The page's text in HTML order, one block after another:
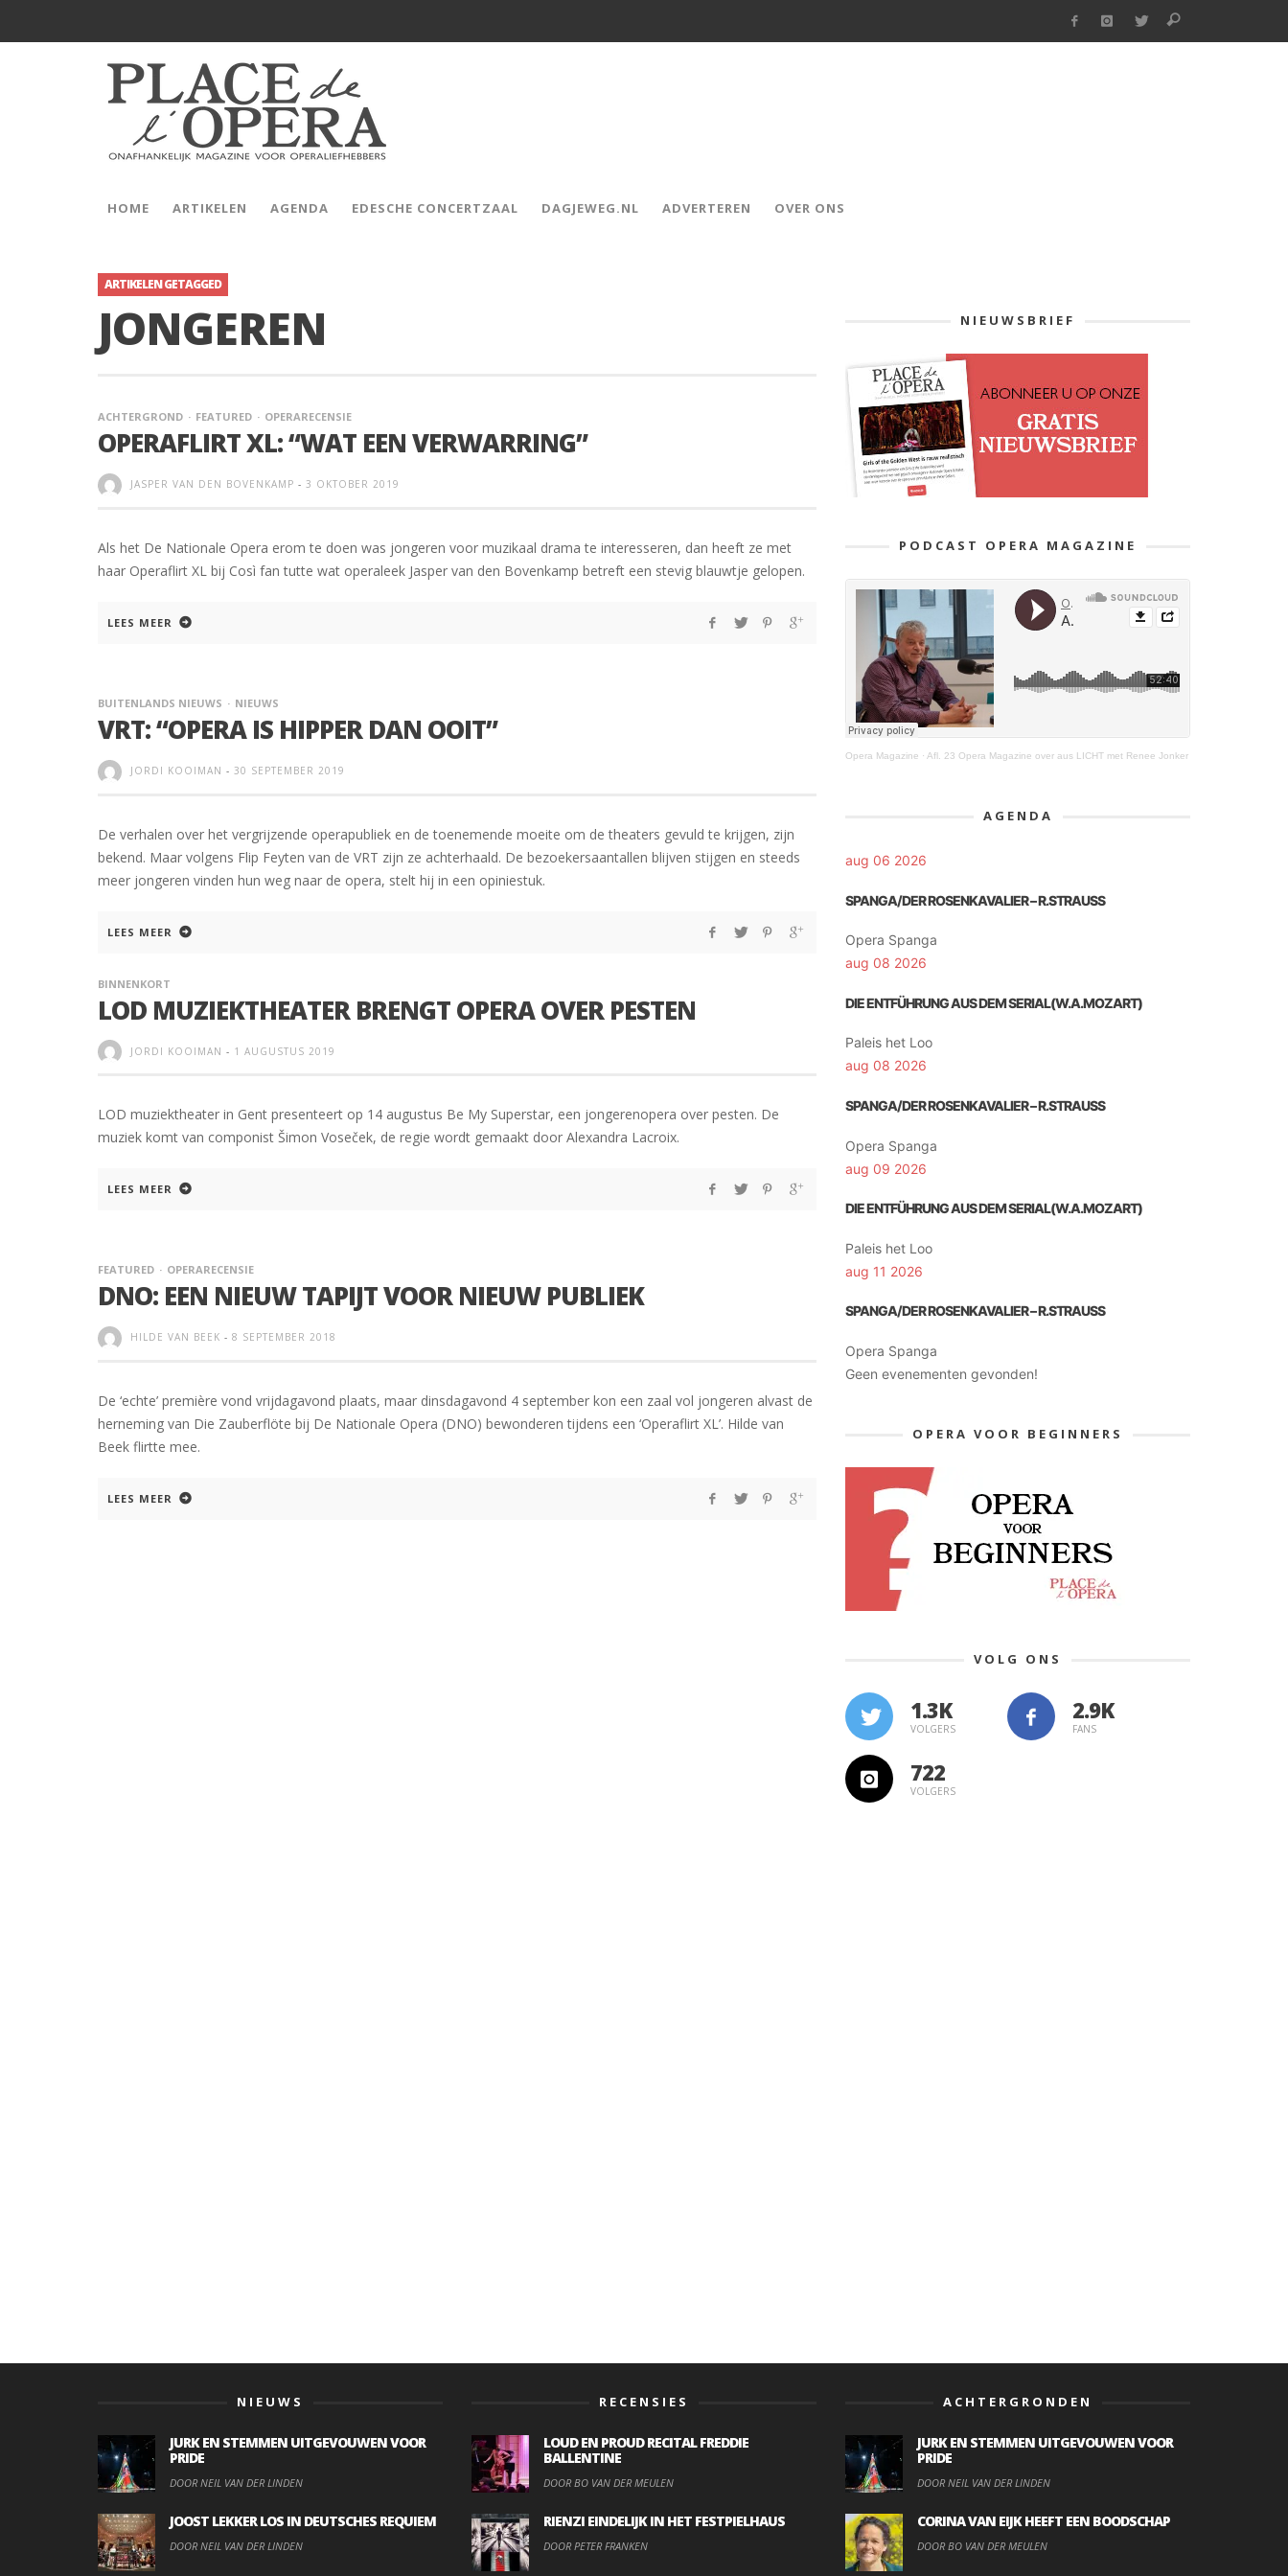
HOME ARTIKELEN AGENDA EDESCHE CONCERTZAAL DAGJEWEG.NL ADVERTEREN OVER ONS
ARTIKELEN GETAGGED
JONGEREN
ACHTERGROND FEATURED OPERARECENSIE
OPERAFLIRT XL: “WAT EEN VERWARRING”
JASPER VAN DEN BOVENKAMP - 3 OKTOBER 2019
Als het De Nationale Opera erom te doen was jongeren voor muzikaal drama te interesseren, dan heeft ze met
haar Operaflirt XL bij Così fan tutte wat operaleek Jasper van den Bovenkamp betreft een stevig blauwtje gelopen.
LEES MEER
BUITENLANDS NIEUWS NIEUWS
VRT: “OPERA IS HIPPER DAN OOIT”
JORDI KOOIMAN - 30 SEPTEMBER 2019
De verhalen over het vergrijzende operapubliek en de toenemende moeite om de theaters gevuld te krijgen, zijn
bekend. Maar volgens Flip Feyten van de VRT zijn ze achterhaald. De bezoekersaantallen blijven stijgen en steeds
meer jongeren vinden hun weg naar de opera, stelt hij in een opiniestuk.
LEES MEER
BINNENKORT
LOD MUZIEKTHEATER BRENGT OPERA OVER PESTEN
JORDI KOOIMAN - 1 AUGUSTUS 2019
LOD muziektheater in Gent presenteert op 14 augustus Be My Superstar, een jongerenopera over pesten. De
muziek komt van componist Šimon Voseček, de regie wordt gemaakt door Alexandra Lacroix.
LEES MEER
FEATURED OPERARECENSIE
DNO: EEN NIEUW TAPIJT VOOR NIEUW PUBLIEK
HILDE VAN BEEK - 8 SEPTEMBER 2018
De ‘echte’ première vond vrijdagavond plaats, maar dinsdagavond 4 september kon een zaal vol jongeren alvast de
herneming van Die Zauberflöte bij De Nationale Opera (DNO) bewonderen tijdens een ‘Operaflirt XL’. Hilde van
Beek flirtte mee.
LEES MEER
NIEUWSBRIEF
PODCAST OPERA MAGAZINE
Opera Magazine · Afl. 23 Opera Magazine over aus LICHT met Renee Jonker
AGENDA
aug 06 2026
SPANGA/DER ROSENKAVALIER – R.STRAUSS
Opera Spanga
aug 08 2026
DIE ENTFÜHRUNG AUS DEM SERIAL(W.A.MOZART)
Paleis het Loo
aug 08 2026
SPANGA/DER ROSENKAVALIER – R.STRAUSS
Opera Spanga
aug 09 2026
DIE ENTFÜHRUNG AUS DEM SERIAL(W.A.MOZART)
Paleis het Loo
aug 11 2026
SPANGA/DER ROSENKAVALIER – R.STRAUSS
Opera Spanga
Geen evenementen gevonden!
OPERA VOOR BEGINNERS
VOLG ONS
1.3K
VOLGERS FANS
722
VOLGERS
NIEUWS
JURK EN STEMMEN UITGEVOUWEN VOOR
PRIDE
DOOR NEIL VAN DER LINDEN
JOOST LEKKER LOS IN DEUTSCHES REQUIEM
DOOR NEIL VAN DER LINDEN
RECENSIES
LOUD EN PROUD RECITAL FREDDIE
BALLENTINE
DOOR BO VAN DER MEULEN
RIENZI EINDELIJK IN HET FESTPIELHAUS
DOOR PETER FRANKEN
ACHTERGRONDEN
JURK EN STEMMEN UITGEVOUWEN VOOR
PRIDE
DOOR NEIL VAN DER LINDEN
CORINA VAN EIJK HEEFT EEN BOODSCHAP
DOOR BO VAN DER MEULEN